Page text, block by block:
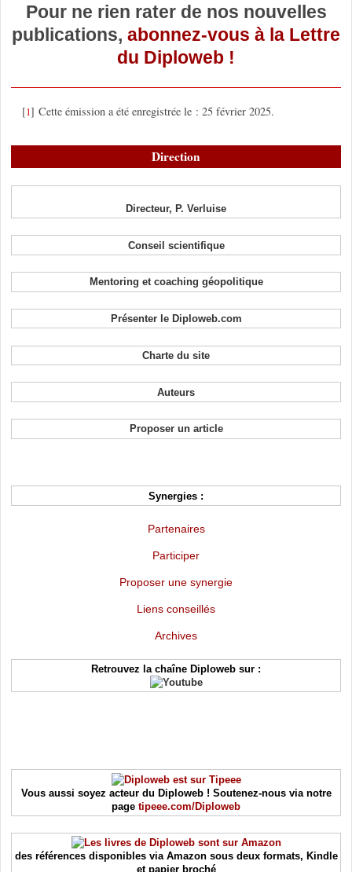
Pour ne rien rater de nos nouvelles
publications, abonnez-vous à la Lettre
du Diploweb !
[1]Cette émission a été enregistrée le : 25 février 2025.
Direction
Directeur, P. Verluise
Conseil scientifique
Mentoring et coaching géopolitique
Présenter le Diploweb.com
Charte du site
Auteurs
Proposer un article
Synergies :
Partenaires
Participer
Proposer une synergie
Liens conseillés
Archives
Retrouvez la chaîne Diploweb sur :
Vous aussi soyez acteur du Diploweb ! Soutenez-nous via notre
page tipeee.com/Diploweb
des références disponibles via Amazon sous deux formats, Kindle
et papier broché